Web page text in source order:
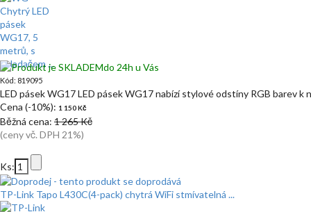
do 24h u Vás
Kód: 819095
LED pásek WG17 LED pásek WG17 nabízí stylové odstíny RGB barev k
Cena (-10%): 1 150 Kč
Běžná cena: 1 265 Kč
(ceny vč. DPH 21%)
Ks:
TP-Link Tapo L430C(4-pack) chytrá WiFi stmívatelná ...